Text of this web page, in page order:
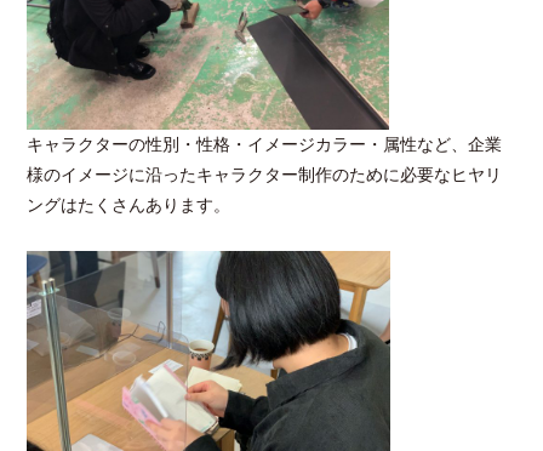
キャラクターの性別・性格・イメージカラー・属性など、企業
様のイメージに沿ったキャラクター制作のために必要なヒヤリ
ングはたくさんあります。